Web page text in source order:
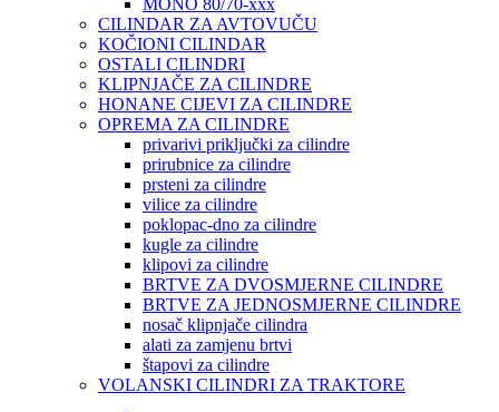
MONO 80/70-xxx
CILINDAR ZA AVTOVUČU
KOČIONI CILINDAR
OSTALI CILINDRI
KLIPNJAČE ZA CILINDRE
HONANE CIJEVI ZA CILINDRE
OPREMA ZA CILINDRE
privarivi priključki za cilindre
prirubnice za cilindre
prsteni za cilindre
vilice za cilindre
poklopac-dno za cilindre
kugle za cilindre
klipovi za cilindre
BRTVE ZA DVOSMJERNE CILINDRE
BRTVE ZA JEDNOSMJERNE CILINDRE
nosač klipnjače cilindra
alati za zamjenu brtvi
štapovi za cilindre
VOLANSKI CILINDRI ZA TRAKTORE